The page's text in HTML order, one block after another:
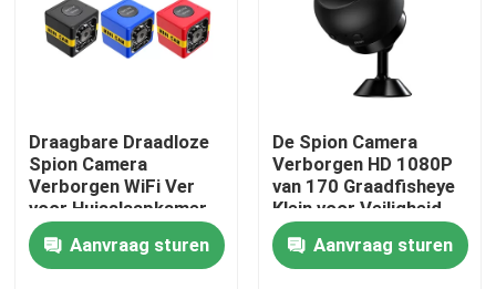
Over ons
Fabriekstocht
Kwaliteitscontrole
Neem contact met ons op
Draagbare Draadloze
Spion Camera
Verborgen WiFi Ver
voor Huisslaapkamer
Aanvraag sturen
De Spion Camera
Verborgen HD 1080P
van 170 Graadfisheye
Klein voor Veiligheid
Aanvraag sturen